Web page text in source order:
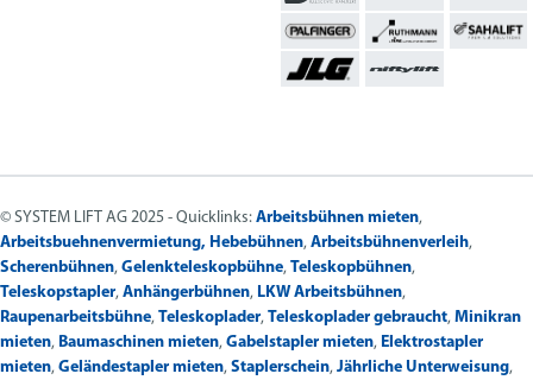
© SYSTEM LIFT AG 2025 - Quicklinks: Arbeitsbühnen mieten,
Arbeitsbuehnenvermietung, Hebebühnen, Arbeitsbühnenverleih,
Scherenbühnen, Gelenkteleskopbühne, Teleskopbühnen,
Teleskopstapler, Anhängerbühnen, LKW Arbeitsbühnen,
Raupenarbeitsbühne, Teleskoplader, Teleskoplader gebraucht, Minikran
mieten, Baumaschinen mieten, Gabelstapler mieten, Elektrostapler
mieten, Geländestapler mieten, Staplerschein, Jährliche Unterweisung,